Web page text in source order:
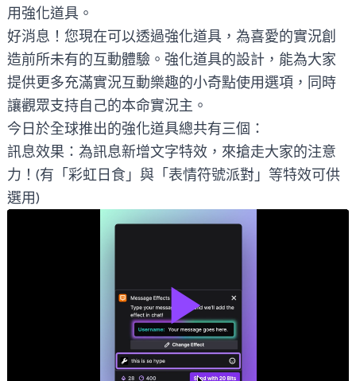
用強化道具。
好消息！您現在可以透過強化道具，為喜愛的實況創
造前所未有的互動體驗。強化道具的設計，能為大家
提供更多充滿實況互動樂趣的小奇點使用選項，同時
讓觀眾支持自己的本命實況主。
今日於全球推出的強化道具總共有三個：
訊息效果：為訊息新增文字特效，來搶走大家的注意
力！(有「彩虹日食」與「表情符號派對」等特效可供
選用)